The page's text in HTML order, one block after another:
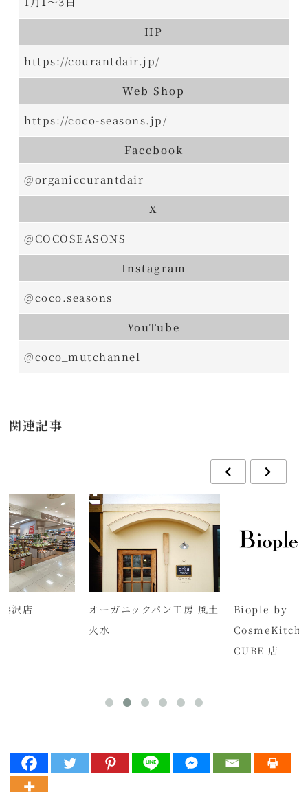
HP
https://courantdair.jp/
Web Shop
https://coco-seasons.jp/
Facebook
@organiccurantdair
X
@COCOSEASONS
Instagram
@coco.seasons
YouTube
@coco_mutchannel
関連記事
沢店
オーガニックパン工房 風土
火水
Biople by
CUBE 店